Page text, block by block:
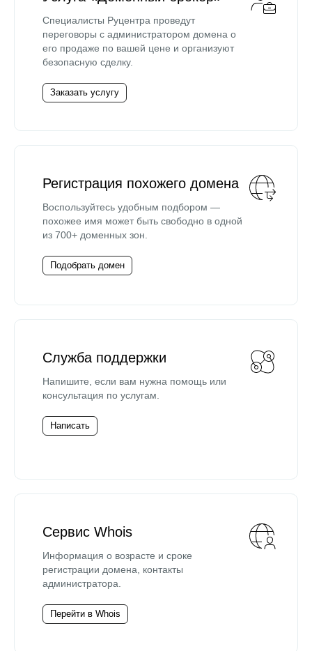
Специалисты Руцентра проведут
переговоры с администратором домена о
его продаже по вашей цене и организуют
безопасную сделку.
Заказать услугу
Регистрация похожего домена
Воспользуйтесь удобным подбором —
похожее имя может быть свободно в одной
из 700+ доменных зон.
Подобрать домен
Служба поддержки
Напишите, если вам нужна помощь или
консультация по услугам.
Написать
Сервис Whois
Информация о возрасте и сроке
регистрации домена, контакты
администратора.
Перейти в Whois